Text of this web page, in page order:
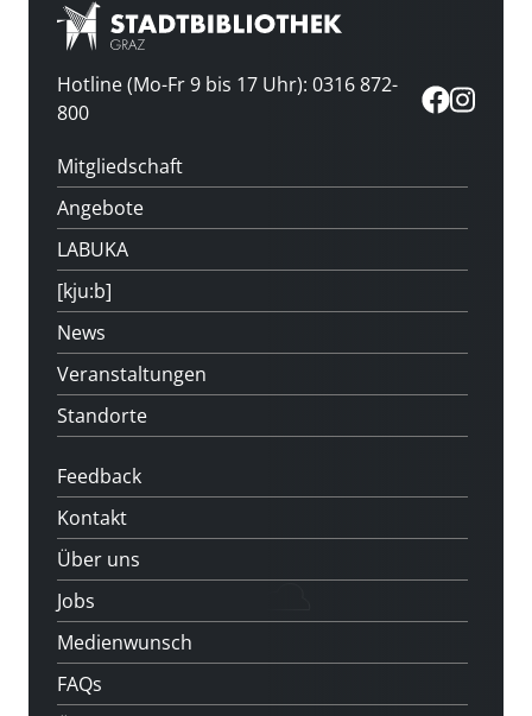
Hotline (Mo-Fr 9 bis 17 Uhr): 0316 872-
800
Mitgliedschaft
Angebote
LABUKA
[kju:b]
News
Veranstaltungen
Standorte
Feedback
Kontakt
Über uns
Jobs
Medienwunsch
FAQs